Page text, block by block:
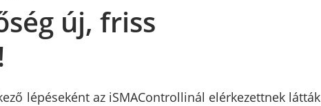
új, friss
lépéseként az iSMAControllinál elérkezettnek látták